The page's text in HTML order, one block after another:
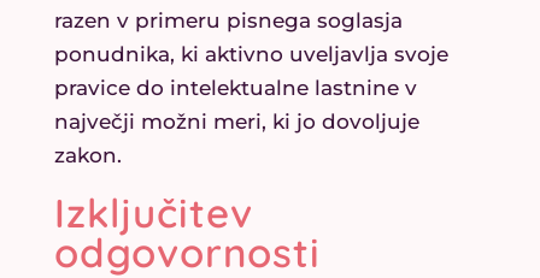
razen v primeru pisnega soglasja
ponudnika, ki aktivno uveljavlja svoje
pravice do intelektualne lastnine v
največji možni meri, ki jo dovoljuje
zakon.
Izključitev
odgovornosti